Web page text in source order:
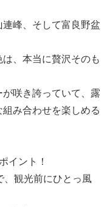
峰、そして富良野盆
、本当に贅沢そのも
咲き誇っていて、露
み合わせを楽しめる
イント！
、観光前にひとっ風